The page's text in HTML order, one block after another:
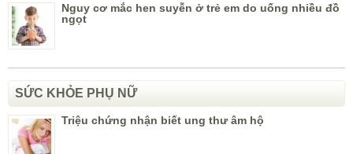
Nguy cơ mắc hen suyễn ở trẻ em do uống nhiều đồ
ngọt
SỨC KHỎE PHỤ NỮ
Triệu chứng nhận biết ung thư âm hộ